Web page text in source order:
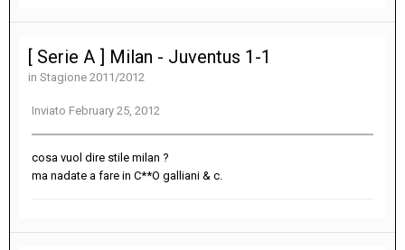
[ Serie A ] Milan - Juventus 1-1
in Stagione 2011/2012
Inviato February 25, 2012
cosa vuol dire stile milan ?
ma nadate a fare in C**O galliani & c.